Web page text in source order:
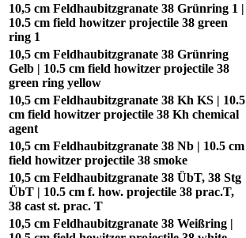
10,5 cm Feldhaubitzgranate 38 Grünring 1 |
10.5 cm field howitzer projectile 38 green
ring 1
10,5 cm Feldhaubitzgranate 38 Grünring
Gelb | 10.5 cm field howitzer projectile 38
green ring yellow
10,5 cm Feldhaubitzgranate 38 Kh KS | 10.5
cm field howitzer projectile 38 Kh chemical
agent
10,5 cm Feldhaubitzgranate 38 Nb | 10.5 cm
field howitzer projectile 38 smoke
10,5 cm Feldhaubitzgranate 38 ÜbT, 38 Stg
ÜbT | 10.5 cm f. how. projectile 38 prac.T,
38 cast st. prac. T
10,5 cm Feldhaubitzgranate 38 Weißring |